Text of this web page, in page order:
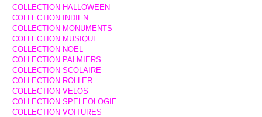
COLLECTION HALLOWEEN
COLLECTION INDIEN
COLLECTION MONUMENTS
COLLECTION MUSIQUE
COLLECTION NOEL
COLLECTION PALMIERS
COLLECTION SCOLAIRE
COLLECTION ROLLER
COLLECTION VELOS
COLLECTION SPELEOLOGIE
COLLECTION VOITURES